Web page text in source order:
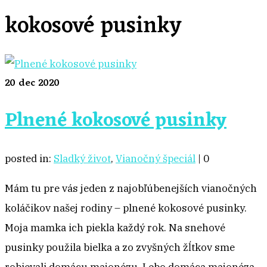
kokosové pusinky
20 dec 2020
Plnené kokosové pusinky
posted in: Sladký život, Vianočný špeciál | 0
Mám tu pre vás jeden z najobľúbenejších vianočných
koláčikov našej rodiny – plnené kokosové pusinky.
Moja mamka ich piekla každý rok. Na snehové
pusinky použila bielka a zo zvyšných žĺtkov sme